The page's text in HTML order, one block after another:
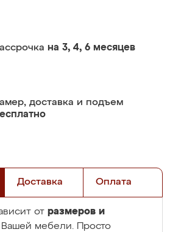
на 3, 4, 6 месяцев
доставка и подъем
Доставка Оплата
от размеров и
Вашей мебели. Просто